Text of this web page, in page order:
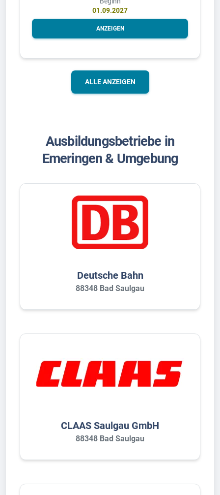
01.09.2027
ANZEIGEN
ALLE ANZEIGEN
Ausbildungsbetriebe in
Emeringen & Umgebung
Deutsche Bahn
88348 Bad Saulgau
CLAAS Saulgau GmbH
88348 Bad Saulgau